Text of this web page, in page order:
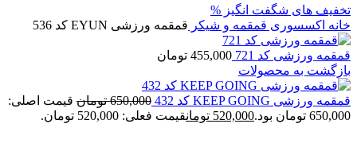
تخفیف های شگفت انگیز %
خانه اکسسوری قمقمه و شیکر قمقمه ورزشی EYUN کد 536
قمقمه ورزشی کد 721 455,000 تومان
بازگشت به محصولات
قمقمه ورزشی KEEP GOING کد 432 650,000 تومان قیمت اصلی:
650,000 تومان بود.
520,000 تومانقیمت فعلی: 520,000 تومان.